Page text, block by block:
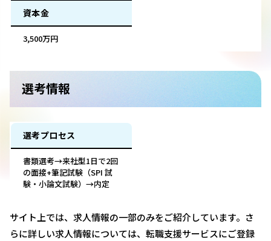
資本金
3,500万円
選考情報
選考プロセス
書類選考→来社型1日で2回
の面接+筆記試験（SPI 試
験・小論文試験）→内定
サイト上では、求人情報の一部のみをご紹介しています。さ
らに詳しい求人情報については、転職支援サービスにご登録